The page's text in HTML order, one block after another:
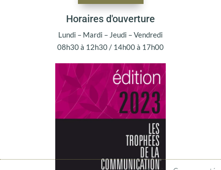
Horaires d'ouverture
Lundi – Mardi – Jeudi – Vendredi
08h30 à 12h30 / 14h00 à 17h00